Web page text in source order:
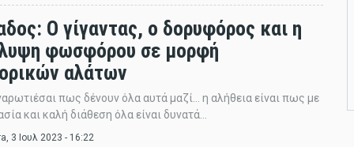
Ο γίγαντας, ο δορυφόρος και η
φωσφόρου σε μορφή
αλάτων
πως δένουν όλα αυτά μαζί… η αλήθεια είναι πως με
και καλή διάθεση όλα είναι δυνατά…
, 3 Ιουλ 2023 - 16:22